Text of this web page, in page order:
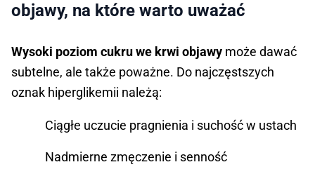
objawy, na które warto uważać
Wysoki poziom cukru we krwi objawy może dawać
subtelne, ale także poważne. Do najczęstszych
oznak hiperglikemii należą:
Ciągłe uczucie pragnienia i suchość w ustach
Nadmierne zmęczenie i senność